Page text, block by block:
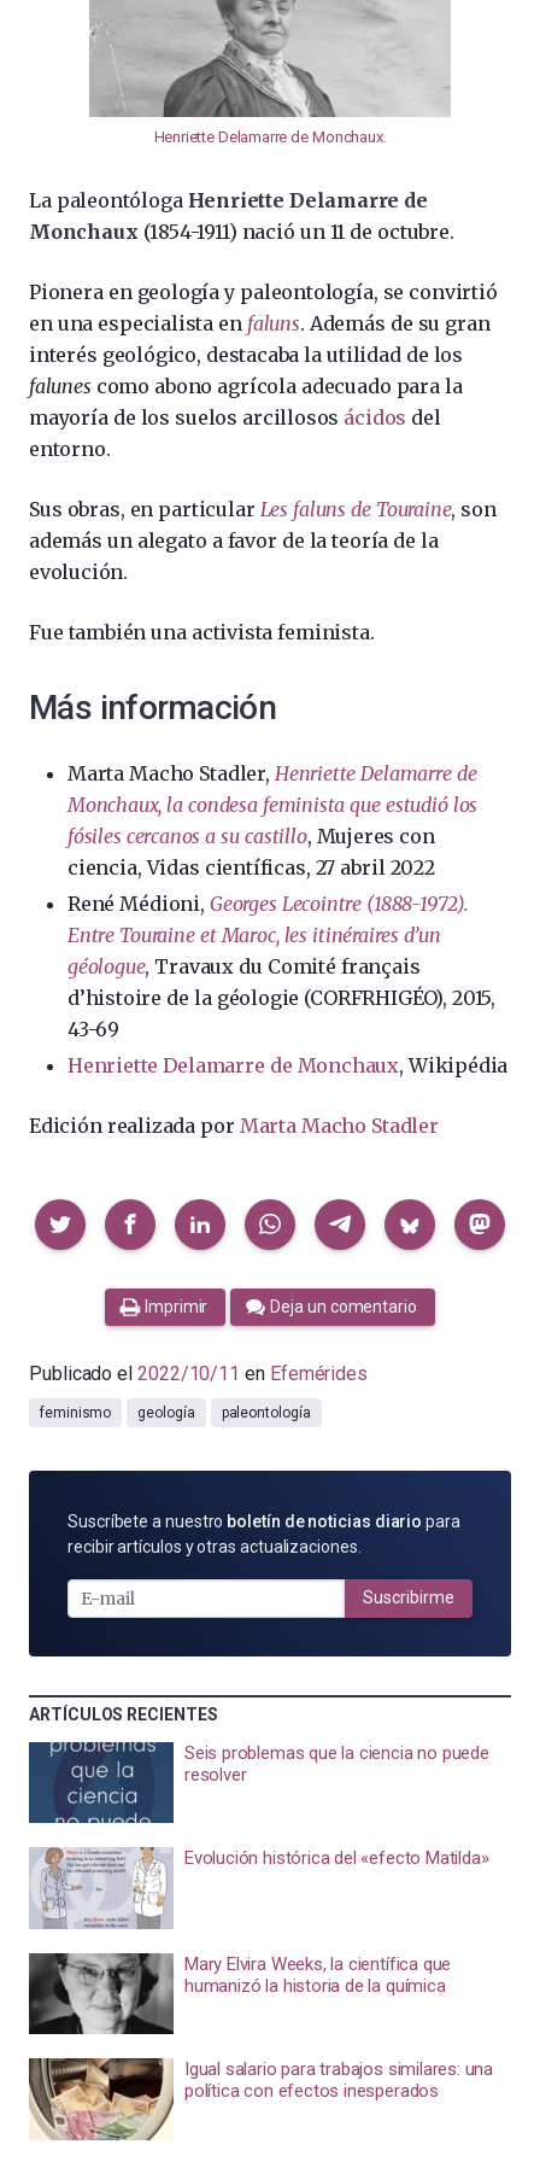
Henriette Delamarre de Monchaux.
La paleontóloga Henriette Delamarre de
Monchaux (1854-1911) nació un 11 de octubre.
Pionera en geología y paleontología, se convirtió
en una especialista en faluns. Además de su gran
interés geológico, destacaba la utilidad de los
falunes como abono agrícola adecuado para la
mayoría de los suelos arcillosos ácidos del
entorno.
Sus obras, en particular Les faluns de Touraine, son
además un alegato a favor de la teoría de la
evolución.
Fue también una activista feminista.
Más información
Marta Macho Stadler, Henriette Delamarre de
Monchaux, la condesa feminista que estudió los
fósiles cercanos a su castillo, Mujeres con
ciencia, Vidas científicas, 27 abril 2022
René Médioni, Georges Lecointre (1888-1972).
Entre Touraine et Maroc, les itinéraires d’un
géologue, Travaux du Comité français
d’histoire de la géologie (CORFRHIGÉO), 2015,
43-69
Henriette Delamarre de Monchaux, Wikipédia
Edición realizada por Marta Macho Stadler
Compartir
Imprimir Deja un comentario
Publicado el 2022/10/11 en Efemérides
feminismo geología paleontología
SUSCRÍBETE
POR
MAIL
Suscríbete a nuestro boletín de noticias diario para
recibir artículos y otras actualizaciones.
Suscribirme
ARTÍCULOS RECIENTES
Seis problemas que la ciencia no puede
resolver
Evolución histórica del «efecto Matilda»
Mary Elvira Weeks, la científica que
humanizó la historia de la química
Igual salario para trabajos similares: una
política con efectos inesperados